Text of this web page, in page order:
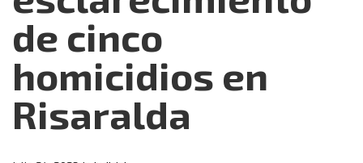
de cinco
homicidios en
Risaralda